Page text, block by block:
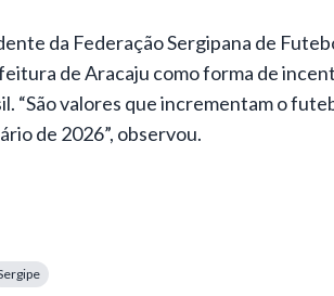
da Federação Sergipana de
de Aracaju como forma de
“São valores que incrementam o
de 2026”, observou.